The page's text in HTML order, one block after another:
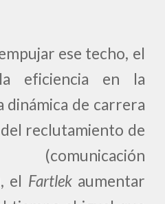
ese techo, el
eficiencia en la
dinámica de carrera
reclutamiento de
el Fartlek aumentar